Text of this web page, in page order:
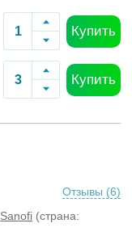
Купить
Купить
Отзывы (6)
Sanofi (страна: